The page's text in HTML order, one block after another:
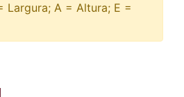
Largura; A = Altura; E =